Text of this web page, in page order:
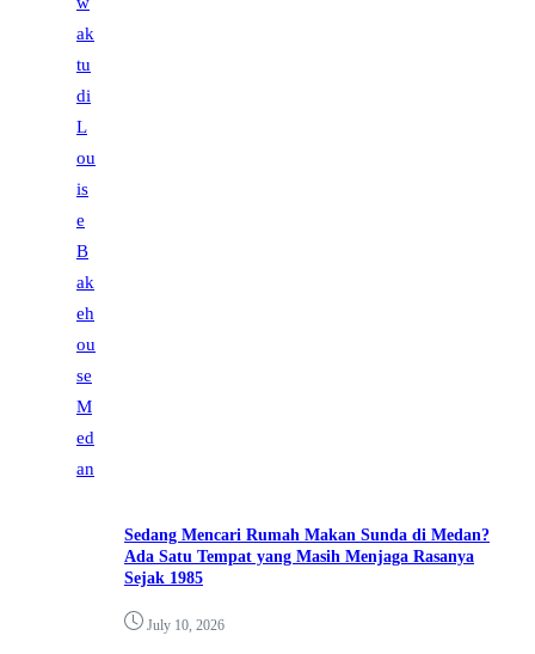
Sedang Mencari Rumah Makan Sunda di Medan?
Ada Satu Tempat yang Masih Menjaga Rasanya
Sejak 1985
July 10, 2026